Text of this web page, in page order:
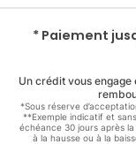
* Paiement
Un crédit vous
*Sous réserve
**Exemple indicatif et
échéance 30 jours après
à la hausse ou à la